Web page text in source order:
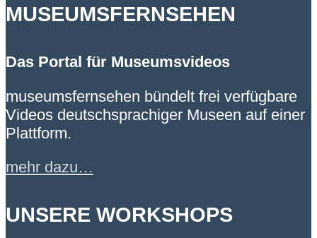
MUSEUMSFERNSEHEN
Das Portal für Museumsvideos
museumsfernsehen bündelt frei verfügbare
Videos deutschsprachiger Museen auf einer
Plattform.
mehr dazu…
UNSERE WORKSHOPS